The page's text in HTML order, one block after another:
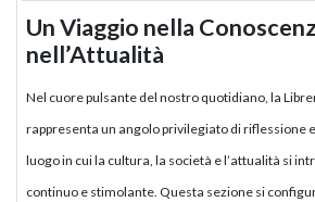
Un Viaggio nella
nell’Attualità
Nel cuore pulsante del nostro quotidiano, la
rappresenta un angolo privilegiato di riflessione
luogo in cui la cultura, la società e l’attualità si
continuo e stimolante. Questa sezione si